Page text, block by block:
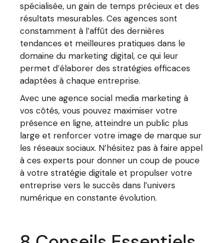
spécialisée, un gain de temps précieux et des
résultats mesurables. Ces agences sont
constamment à l’affût des dernières
tendances et meilleures pratiques dans le
domaine du marketing digital, ce qui leur
permet d’élaborer des stratégies efficaces
adaptées à chaque entreprise.
Avec une agence social media marketing à
vos côtés, vous pouvez maximiser votre
présence en ligne, atteindre un public plus
large et renforcer votre image de marque sur
les réseaux sociaux. N’hésitez pas à faire appel
à ces experts pour donner un coup de pouce
à votre stratégie digitale et propulser votre
entreprise vers le succès dans l’univers
numérique en constante évolution.